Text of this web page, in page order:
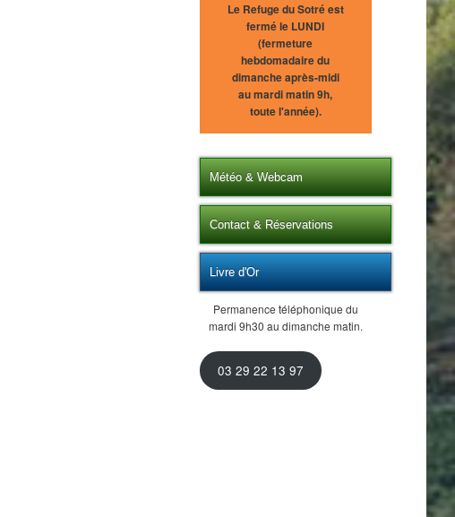
Le Refuge du Sotré est
fermé le LUNDI
(fermeture
hebdomadaire du
dimanche après-midi
au mardi matin 9h,
toute l'année).
Météo & Webcam
Contact & Réservations
Livre d'Or
Permanence téléphonique du
mardi 9h30 au dimanche matin.
03 29 22 13 97